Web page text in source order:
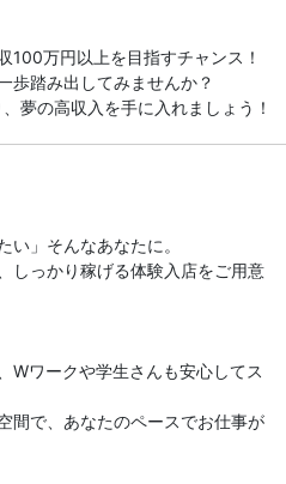
100万円以上を目指すチャンス！
歩踏み出してみませんか？
夢の高収入を手に入れましょう！
い」そんなあなたに。
しっかり稼げる体験入店をご用意
Wワークや学生さんも安心してス
間で、あなたのペースでお仕事が